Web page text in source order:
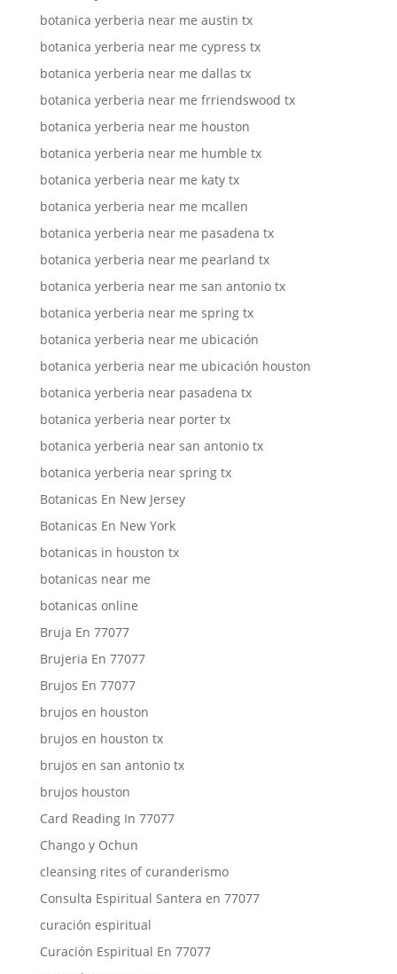
botanica yerberia near me austin tx
botanica yerberia near me cypress tx
botanica yerberia near me dallas tx
botanica yerberia near me frriendswood tx
botanica yerberia near me houston
botanica yerberia near me humble tx
botanica yerberia near me katy tx
botanica yerberia near me mcallen
botanica yerberia near me pasadena tx
botanica yerberia near me pearland tx
botanica yerberia near me san antonio tx
botanica yerberia near me spring tx
botanica yerberia near me ubicación
botanica yerberia near me ubicación houston
botanica yerberia near pasadena tx
botanica yerberia near porter tx
botanica yerberia near san antonio tx
botanica yerberia near spring tx
Botanicas En New Jersey
Botanicas En New York
botanicas in houston tx
botanicas near me
botanicas online
Bruja En 77077
Brujeria En 77077
Brujos En 77077
brujos en houston
brujos en houston tx
brujos en san antonio tx
brujos houston
Card Reading In 77077
Chango y Ochun
cleansing rites of curanderismo
Consulta Espiritual Santera en 77077
curación espiritual
Curación Espiritual En 77077